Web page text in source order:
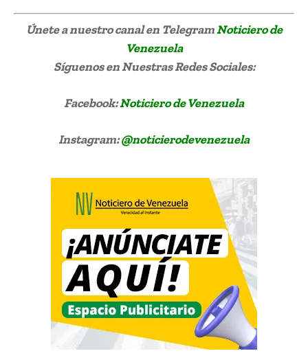
Únete a nuestro canal en TelegramNoticiero de
Venezuela
Síguenosen Nuestras Redes Sociales:
Facebook:Noticiero de Venezuela
Instagram:@noticierodevenezuela